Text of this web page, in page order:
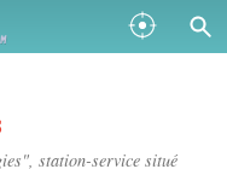
station-service situé